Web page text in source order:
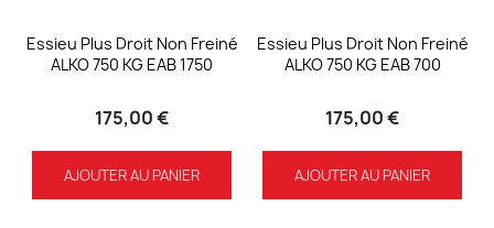
Essieu Plus Droit Non Freiné
ALKO 750 KG EAB 1750
175,00 €
AJOUTER AU PANIER
Essieu Plus Droit Non Freiné
ALKO 750 KG EAB 700
175,00 €
AJOUTER AU PANIER